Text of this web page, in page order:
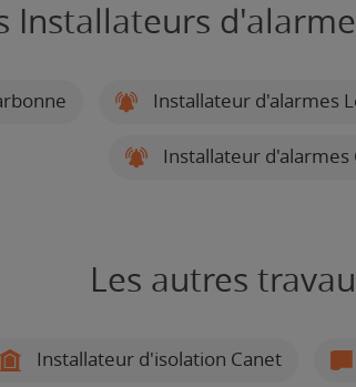
Installateurs
Installateur d'alarmes
Installateur d'alarmes
Les autres
Installateur d'isolation Canet